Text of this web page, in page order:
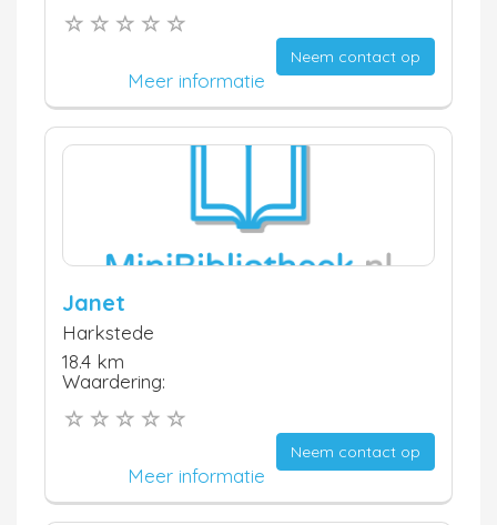
Neem contact op
Meer informatie
Janet
Harkstede
18.4 km
Waardering:
Neem contact op
Meer informatie